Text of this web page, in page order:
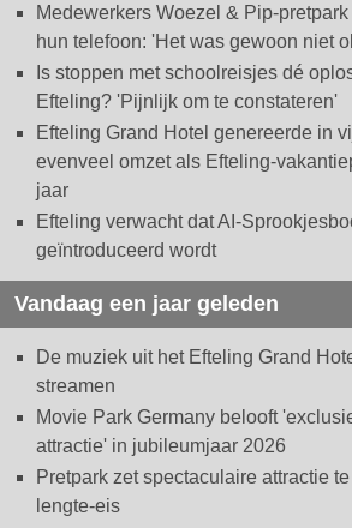
Medewerkers Woezel & Pip-
hun telefoon: 'Het was gewoon niet
Is stoppen met schoolreisjes dé
Efteling? 'Pijnlijk om te constateren'
Efteling Grand Hotel genereerde in
evenveel omzet als Efteling-
jaar
Efteling verwacht dat AI-
geïntroduceerd wordt
Vandaag een jaar geleden
De muziek uit het Efteling Grand
streamen
Movie Park Germany belooft
attractie' in jubileumjaar 2026
Pretpark zet spectaculaire attractie
lengte-eis